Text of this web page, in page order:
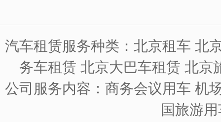
汽车租赁服务种类：北京租车 北
务车租赁 北京大巴车租赁 北京
公司服务内容：商务会议用车 机
国旅游